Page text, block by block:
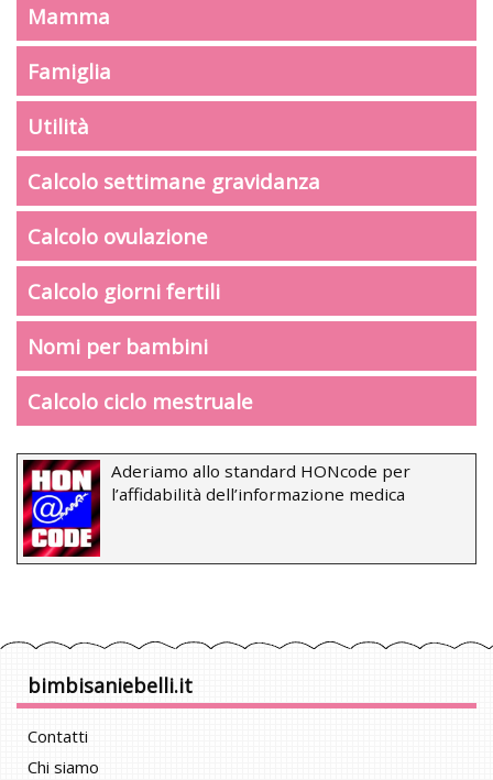
Mamma
Famiglia
Utilità
Calcolo settimane gravidanza
Calcolo ovulazione
Calcolo giorni fertili
Nomi per bambini
Calcolo ciclo mestruale
Aderiamo allo standard HONcode per
l’affidabilità dell’informazione medica
bimbisaniebelli.it
Contatti
Chi siamo